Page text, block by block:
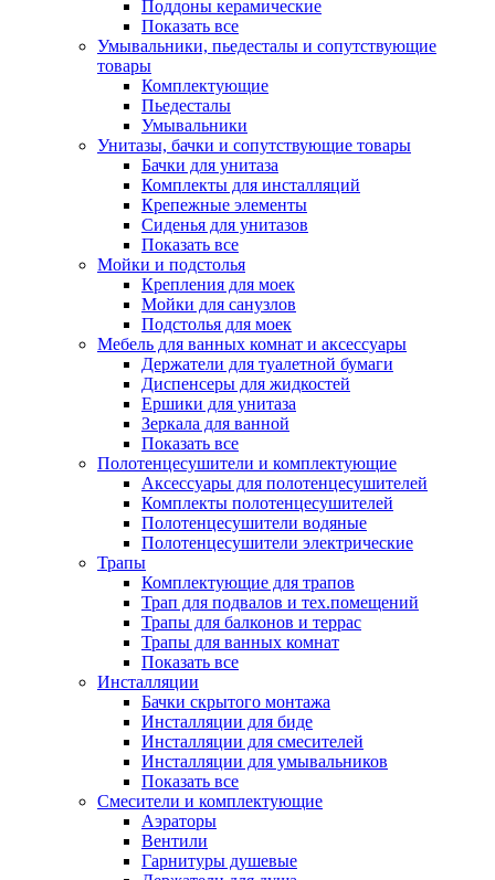
Поддоны керамические
Показать все
Умывальники, пьедесталы и сопутствующие
товары
Комплектующие
Пьедесталы
Умывальники
Унитазы, бачки и сопутствующие товары
Бачки для унитаза
Комплекты для инсталляций
Крепежные элементы
Сиденья для унитазов
Показать все
Мойки и подстолья
Крепления для моек
Мойки для санузлов
Подстолья для моек
Мебель для ванных комнат и аксессуары
Держатели для туалетной бумаги
Диспенсеры для жидкостей
Ершики для унитаза
Зеркала для ванной
Показать все
Полотенцесушители и комплектующие
Аксессуары для полотенцесушителей
Комплекты полотенцесушителей
Полотенцесушители водяные
Полотенцесушители электрические
Трапы
Комплектующие для трапов
Трап для подвалов и тех.помещений
Трапы для балконов и террас
Трапы для ванных комнат
Показать все
Инсталляции
Бачки скрытого монтажа
Инсталляции для биде
Инсталляции для смесителей
Инсталляции для умывальников
Показать все
Смесители и комплектующие
Аэраторы
Вентили
Гарнитуры душевые